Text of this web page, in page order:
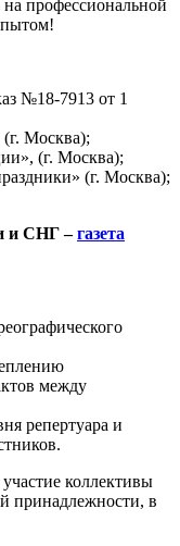
профессиональной
№18-7913 от 1
Москва);
(г. Москва);
(г. Москва);
и СНГ –газета
между
репертуара и
коллективы
принадлежности, в